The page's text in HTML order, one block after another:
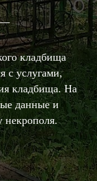
кладбища
с услугами,
кладбища. На
данные и
некрополя.